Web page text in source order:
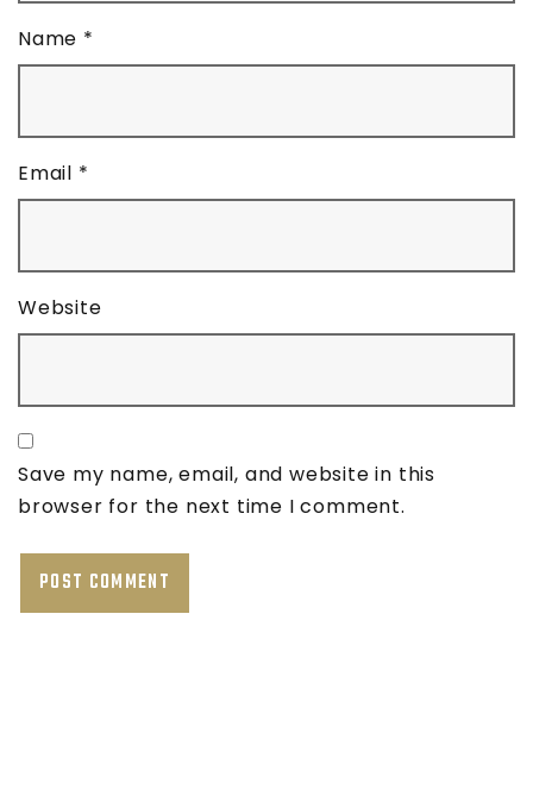
Name *
Email *
Website
Save my name, email, and website in this
browser for the next time I comment.